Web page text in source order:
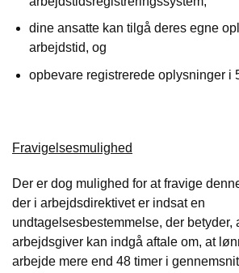
dine ansatte kan tilgå deres egne
arbejdstid, og
opbevare registrerede oplysninger i
Fravigelsesmulighed
Der er dog mulighed for at fravige
der i arbejdsdirektivet er indsat en
undtagelsesbestemmelse, der betyder,
arbejdsgiver kan indgå aftale om, at
arbejde mere end 48 timer i